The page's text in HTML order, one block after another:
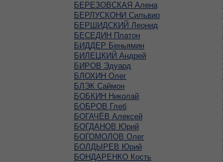
БЕРЕЗОВСКАЯ Алена
БЕРЛУСКОНИ Сильвио
БЕРШИДСКИЙ Леонид
БЕСЕДИН Платон
БИДДЕР Беньямин
БИЛЕЦКИЙ Андрей
БИРОВ Эдуард
БЛОХИН Олег
БЛЭК Саймон
БОБКИН Николай
БОБРОВ Глеб
БОГАЧЁВ Алексей
БОГДАНОВ Юрий
БОГОМОЛОВ Олег
БОЛДЫРЕВ Юрий
БОНДАРЕНКО Кость